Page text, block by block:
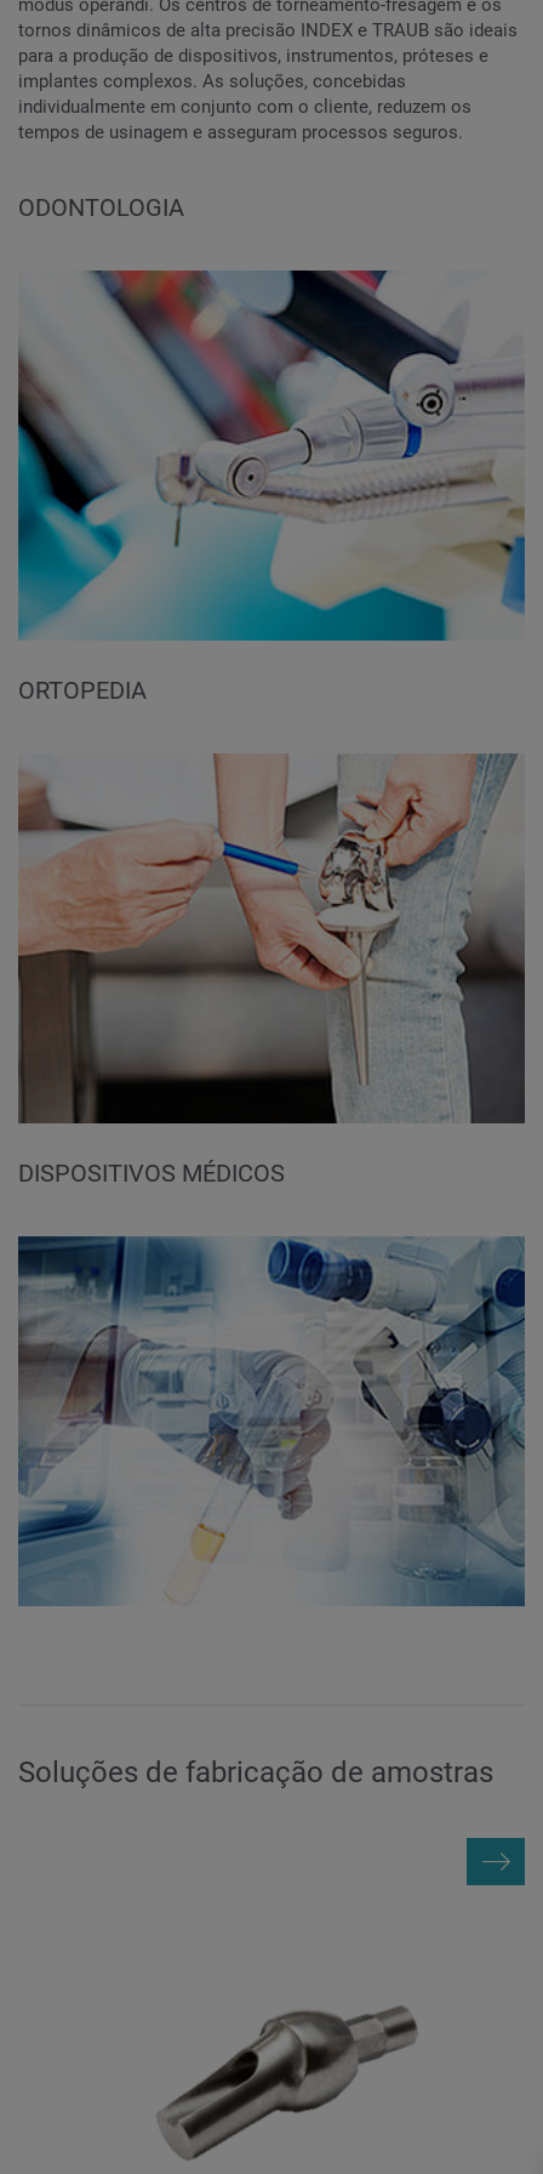
tornos dinâmicos de alta precisão INDEX e TRAUB são ideais
para a produção de dispositivos, instrumentos, próteses e
implantes complexos. As soluções, concebidas
individualmente em conjunto com o cliente, reduzem os
tempos de usinagem e asseguram processos seguros.
ODONTOLOGIA
ORTOPEDIA
DISPOSITIVOS MÉDICOS
Soluções de fabricação de amostras